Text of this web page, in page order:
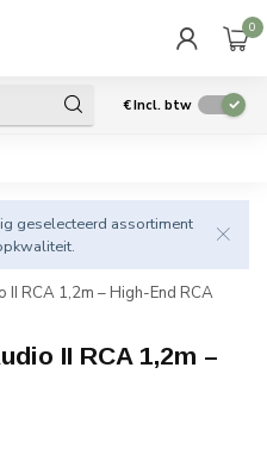
0
€Incl. btw
geselecteerd assortiment
II RCA 1,2m – High-End RCA
II RCA 1,2m –